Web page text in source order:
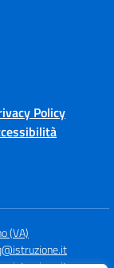
Policy
(VA)